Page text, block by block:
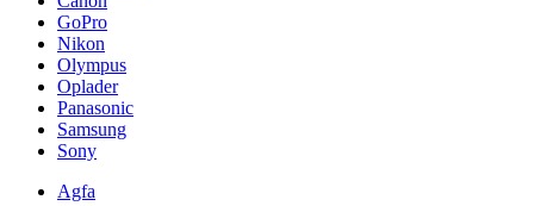
GoPro
Nikon
Olympus
Oplader
Panasonic
Samsung
Sony
Agfa